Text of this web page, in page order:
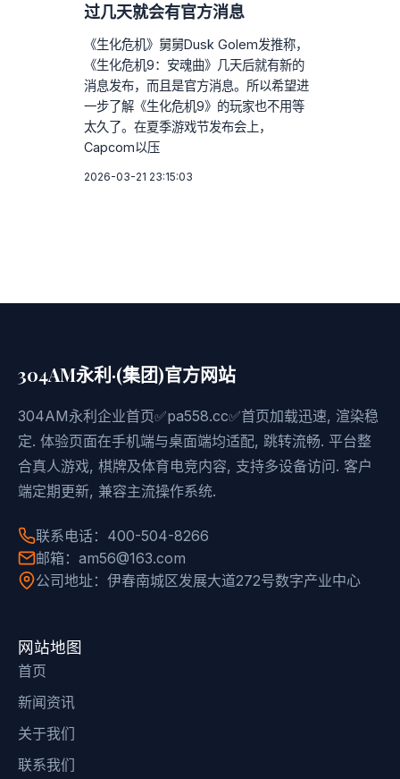
过几天就会有官方消息
《生化危机》舅舅Dusk Golem发推称，
《生化危机9：安魂曲》几天后就有新的
消息发布，而且是官方消息。所以希望进
一步了解《生化危机9》的玩家也不用等
太久了。在夏季游戏节发布会上，
Capcom以压
2026-03-21 23:15:03
304AM永利·(集团)官方网站
304AM永利企业首页✅pa558.cc✅首页加载迅速, 渲染稳
定. 体验页面在手机端与桌面端均适配, 跳转流畅. 平台整
合真人游戏, 棋牌及体育电竞内容, 支持多设备访问. 客户
端定期更新, 兼容主流操作系统.
联系电话：400-504-8266
邮箱：am56@163.com
公司地址：伊春南城区发展大道272号数字产业中心
网站地图
首页
新闻资讯
关于我们
联系我们